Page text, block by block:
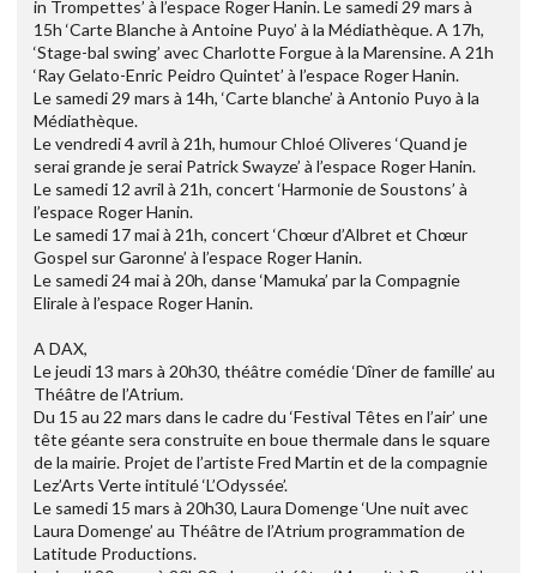
in Trompettes’ à l’espace Roger Hanin. Le samedi 29 mars à
15h ‘Carte Blanche à Antoine Puyo’ à la Médiathèque. A 17h,
‘Stage-bal swing’ avec Charlotte Forgue à la Marensine. A 21h
‘Ray Gelato-Enric Peidro Quintet’ à l’espace Roger Hanin.
Le samedi 29 mars à 14h, ‘Carte blanche’ à Antonio Puyo à la
Médiathèque.
Le vendredi 4 avril à 21h, humour Chloé Oliveres ‘Quand je
serai grande je serai Patrick Swayze’ à l’espace Roger Hanin.
Le samedi 12 avril à 21h, concert ‘Harmonie de Soustons’ à
l’espace Roger Hanin.
Le samedi 17 mai à 21h, concert ‘Chœur d’Albret et Chœur
Gospel sur Garonne’ à l’espace Roger Hanin.
Le samedi 24 mai à 20h, danse ‘Mamuka’ par la Compagnie
Elirale à l’espace Roger Hanin.
A DAX,
Le jeudi 13 mars à 20h30, théâtre comédie ‘Dîner de famille’ au
Théâtre de l’Atrium.
Du 15 au 22 mars dans le cadre du ‘Festival Têtes en l’air’ une
tête géante sera construite en boue thermale dans le square
de la mairie. Projet de l’artiste Fred Martin et de la compagnie
Lez’Arts Verte intitulé ‘L’Odyssée’.
Le samedi 15 mars à 20h30, Laura Domenge ‘Une nuit avec
Laura Domenge’ au Théâtre de l’Atrium programmation de
Latitude Productions.